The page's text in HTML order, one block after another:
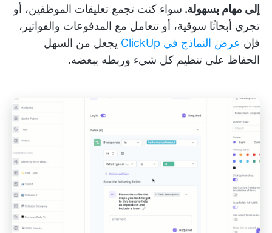
إلى مهام بسهولة. سواء كنت تجمع تعليقات الموظفين، أو
تجري أبحاثًا سوقية، أو تتعامل مع المدفوعات والفواتير،
فإن عرض النماذج في ClickUp
يجعل من السهل
الحفاظ على تنظيم كل شيء وربطه ببعضه.